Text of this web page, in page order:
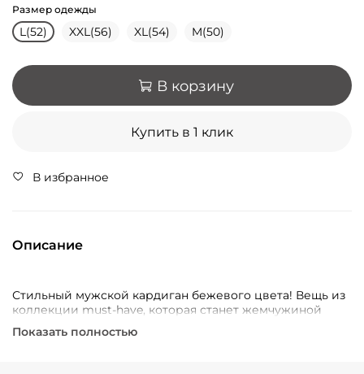
Размер одежды
L(52) XXL(56) XL(54) M(50)
В корзину
Купить в 1 клик
В избранное
Описание
Стильный мужской кардиган бежевого цвета! Вещь из
коллекции must-have, которая станет жемчужиной
вашего гардероба.
Показать полностью